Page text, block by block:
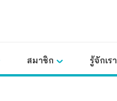
สมาชิก รู้จักเรา